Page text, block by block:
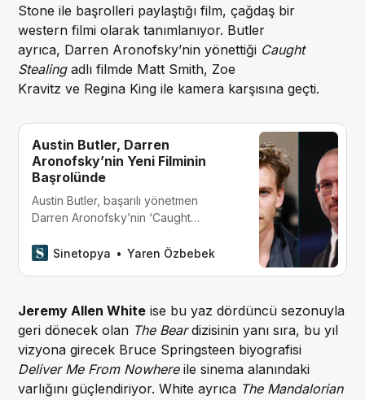
Stone ile başrolleri paylaştığı film, çağdaş bir
western filmi olarak tanımlanıyor. Butler
ayrıca, Darren Aronofsky’nin yönettiği Caught
Stealingadlı filmde Matt Smith, Zoe
Kravitz ve Regina King ile kamera karşısına geçti.
Austin Butler, Darren
Aronofsky’nin Yeni Filminin
Başrolünde
Austin Butler, başarılı yönetmen
Darren Aronofsky’nin ‘Caught
oyuncusuna hayat verecek.
Sinetopya Yaren Özbebek
Jeremy Allen White ise bu yaz dördüncü sezonuyla
geri dönecek olan The Beardizisinin yanı sıra, bu yıl
vizyona girecek Bruce Springsteen biyografisi
Deliver Me From Nowhereile sinema alanındaki
varlığını güçlendiriyor. White ayrıca The Mandalorian